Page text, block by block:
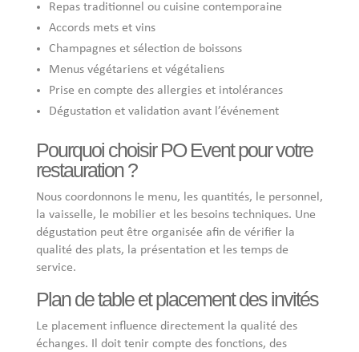
Repas traditionnel ou cuisine contemporaine
Accords mets et vins
Champagnes et sélection de boissons
Menus végétariens et végétaliens
Prise en compte des allergies et intolérances
Dégustation et validation avant l’événement
Pourquoi choisir PO Event pour votre
restauration ?
Nous coordonnons le menu, les quantités, le personnel,
la vaisselle, le mobilier et les besoins techniques. Une
dégustation peut être organisée afin de vérifier la
qualité des plats, la présentation et les temps de
service.
Plan de table et placement des invités
Le placement influence directement la qualité des
échanges. Il doit tenir compte des fonctions, des